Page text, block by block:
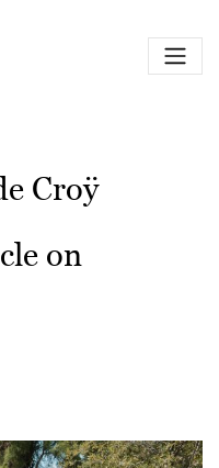
Croÿ
on